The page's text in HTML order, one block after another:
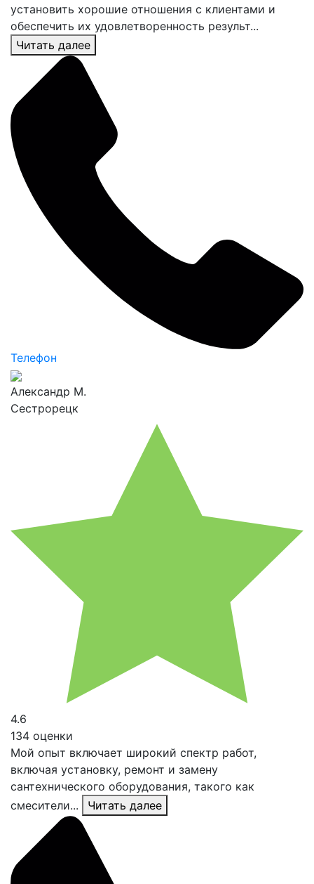
установить хорошие отношения с клиентами и
обеспечить их удовлетворенность результ...
Читать далее
Телефон
Александр М.
Сестрорецк
4.6
134 оценки
Мой опыт включает широкий спектр работ,
включая установку, ремонт и замену
сантехнического оборудования, такого как
смесители...
Читать далее